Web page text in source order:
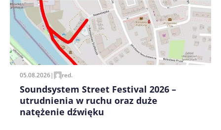
Zapamiętaj moje dane w tej przeglądarce podczas
pisania kolejnych komentarzy.
05.08.2026| red.
Soundsystem Street Festival 2026 –
utrudnienia w ruchu oraz duże
natężenie dźwięku